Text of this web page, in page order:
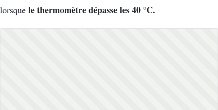
lorsque le thermomètre dépasse les 40 °C.